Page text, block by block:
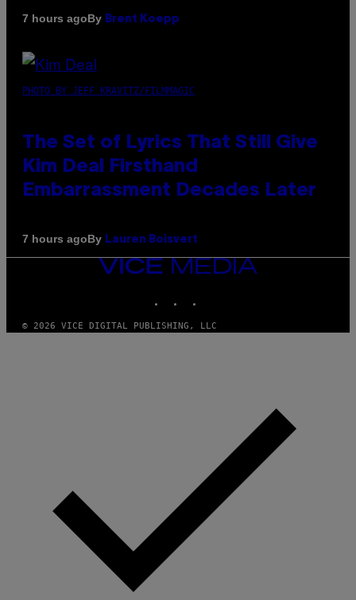
7 hours agoBy Brent Koepp
PHOTO BY JEFF KRAVITZ/FILMMAGIC
The Set of Lyrics That Still Give
Kim Deal Firsthand
Embarrassment Decades Later
7 hours agoBy Lauren Boisvert
VICE
MEDIA
© 2026 VICE DIGITAL PUBLISHING, LLC